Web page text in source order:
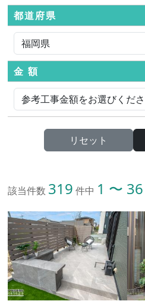
都道府県
金 額
リセット
該当件数 319 件中 1 〜 36